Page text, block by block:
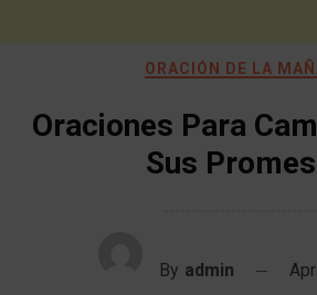
ORACIÓN DE LA
Oraciones Para
Sus
By admin